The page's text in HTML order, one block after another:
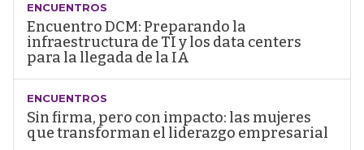
ENCUENTROS
Encuentro DCM: Preparando la
infraestructura de TI y los data centers
para la llegada de la IA
ENCUENTROS
Sin firma, pero con impacto: las mujeres
que transforman el liderazgo empresarial